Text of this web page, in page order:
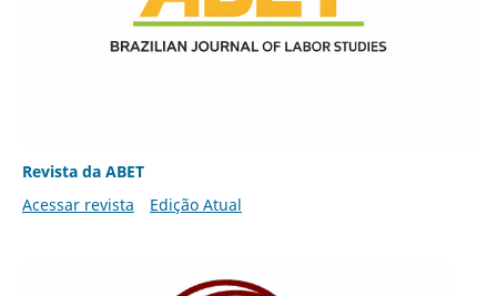
Revista da ABET
Acessar revista
Edição Atual